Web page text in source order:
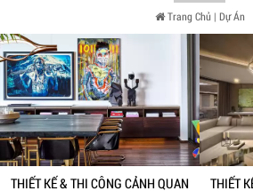
Trang Chủ| Dự Án
THIẾT KẾ & THI CÔNG CẢNH QUAN
THIẾT